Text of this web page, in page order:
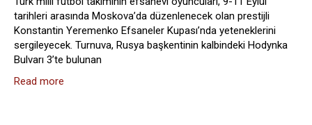
tarihleri ​​arasında Moskova’da düzenlenecek olan prestijli
Konstantin Yeremenko Efsaneler Kupası’nda yeteneklerini
sergileyecek. Turnuva, Rusya başkentinin kalbindeki Hodynka
Bulvarı 3’te bulunan
Read more